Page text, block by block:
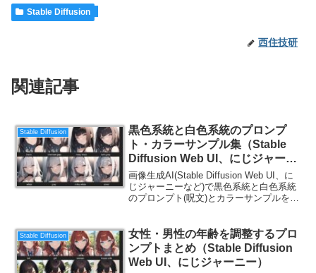
Stable Diffusion
西住技研
関連記事
Stable Diffusion
黒色系統と白色系統のプロンプ
ト・カラーサンプル集（Stable
Diffusion Web UI、にじジャーニ
ー）
画像生成AI(Stable Diffusion Web UI、に
じジャーニーなど)で黒色系統と白色系統
のプロンプト(呪文)とカラーサンプルを紹
Stable Diffusion
女性・男性の年齢を調整するプロ
ンプトまとめ（Stable Diffusion
Web UI、にじジャーニー）